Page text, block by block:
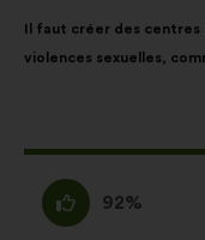
sisu:
Il faut créer des centres
violences sexuelles,
jaotus:
Olen
nõus
92%